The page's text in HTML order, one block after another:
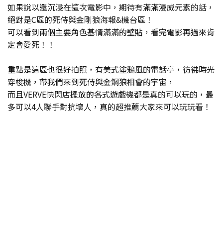
如果說以還沉浸在這次電影中，期待有滿滿漫威元素的話，
絕對是C區的死侍與金剛狼海報&機台區！
可以看到兩個主要角色基情滿滿的壁貼，看完電影再過來肯
定會愛死！！
重點是這區也很好拍照，有美式塗鴉風的電話亭，彷彿時光
穿梭機，帶我們來到死侍與金鋼狼相會的宇宙，
而且VERVE快閃店擺放的各式遊戲機都是真的可以玩的，最
多可以4人聯手對抗壞人，真的超推薦大家來可以玩玩看！